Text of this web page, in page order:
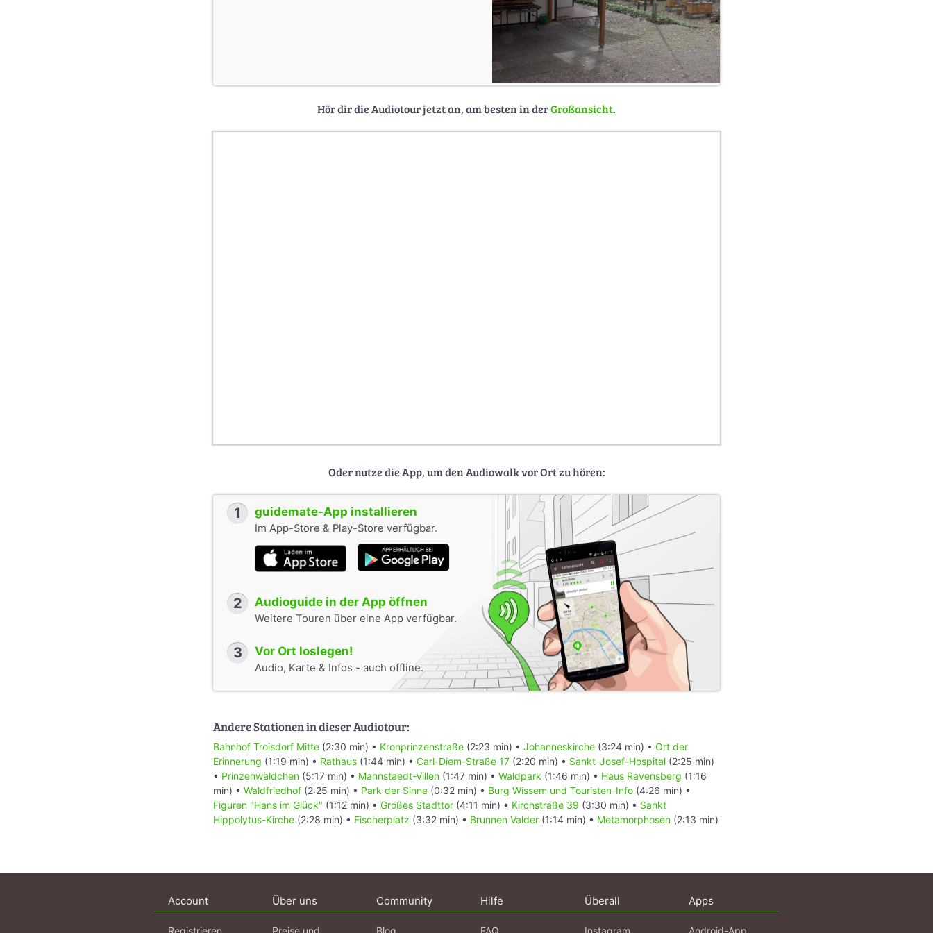
Hör dir die Audiotour jetzt an, am besten in derGroßansicht.
Oder nutze die App, um den Audiowalk vor Ort zu hören:
1 guidemate-App installieren
Im App-Store & Play-Store verfügbar.
2 Audioguide in der App öffnen
Weitere Touren über eine App verfügbar.
3 Vor Ort loslegen!
Audio, Karte & Infos - auch offline.
Andere Stationen in dieser Audiotour:
Bahnhof Troisdorf Mitte (2:30 min) • Kronprinzenstraße (2:23 min) • Johanneskirche (3:24 min) • Ort der
Erinnerung (1:19 min) • Rathaus (1:44 min) • Carl-Diem-Straße 17 (2:20 min) • Sankt-Josef-Hospital (2:25 min)
• Prinzenwäldchen (5:17 min) • Mannstaedt-Villen (1:47 min) • Waldpark (1:46 min) • Haus Ravensberg (1:16
min) • Waldfriedhof (2:25 min) • Park der Sinne (0:32 min) • Burg Wissem und Touristen-Info (4:26 min) •
Figuren "Hans im Glück" (1:12 min) • Großes Stadttor (4:11 min) • Kirchstraße 39 (3:30 min) • Sankt
Hippolytus-Kirche (2:28 min) • Fischerplatz (3:32 min) • Brunnen Valder (1:14 min) • Metamorphosen (2:13 min)
Account Über uns Community Hilfe Überall Apps